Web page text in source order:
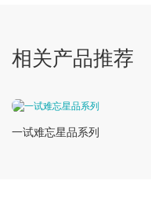
相关产品推荐
一试难忘星品系列